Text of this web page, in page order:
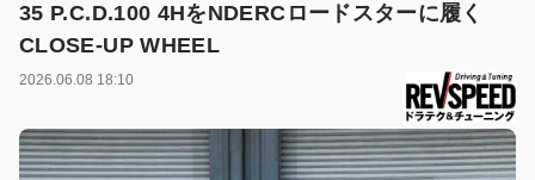
35 P.C.D.100 4HをNDERCロードスターに履く
CLOSE-UP WHEEL
2026.06.08 18:10